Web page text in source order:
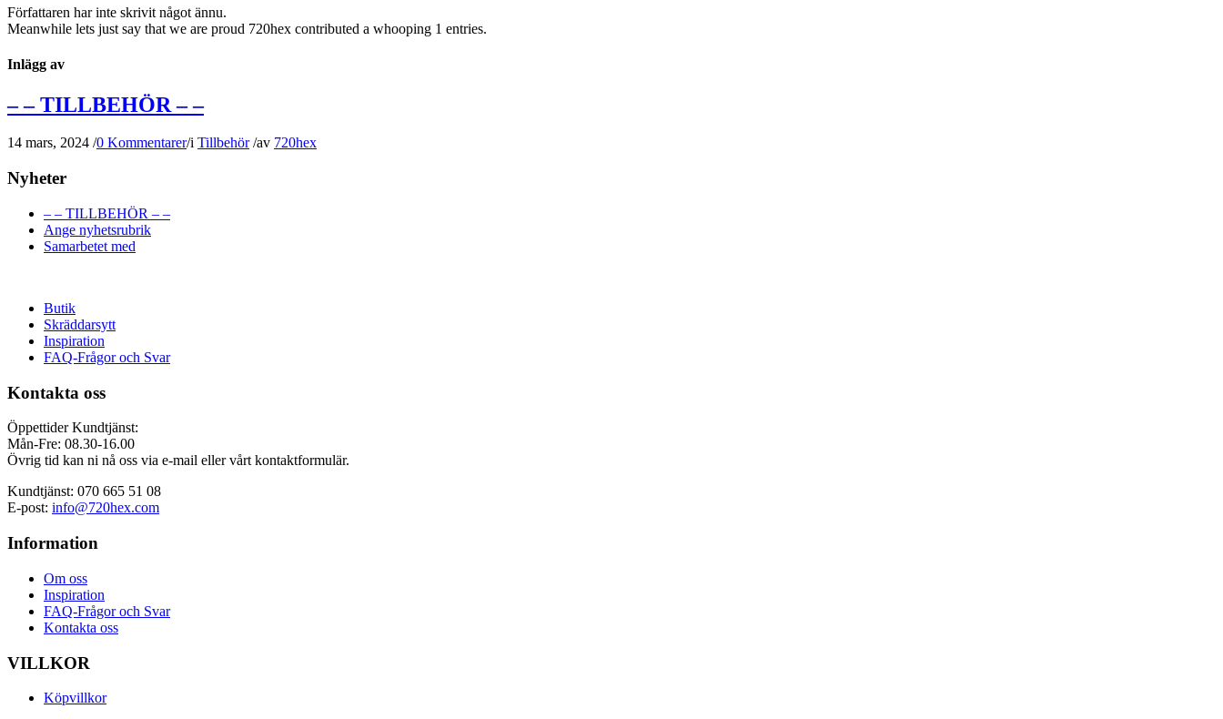
Författaren har inte skrivit något ännu.
Meanwhile lets just say that we are proud 720hex contributed a whooping 1 entries.
Inlägg av
– – TILLBEHÖR – –
14 mars, 2024 /0 Kommentarer/i Tillbehör /av 720hex
Nyheter
– – TILLBEHÖR – –
Ange nyhetsrubrik
Samarbetet med
Butik
Skräddarsytt
Inspiration
FAQ-Frågor och Svar
Kontakta oss
Öppettider Kundtjänst:
Mån-Fre: 08.30-16.00
Övrig tid kan ni nå oss via e-mail eller vårt kontaktformulär.
Kundtjänst: 070 665 51 08
E-post: info@720hex.com
Information
Om oss
Inspiration
FAQ-Frågor och Svar
Kontakta oss
VILLKOR
Köpvillkor